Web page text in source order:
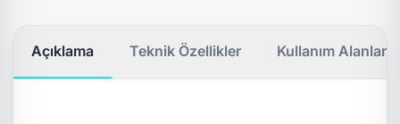
Açıklama Teknik Özellikler Kullanım Alanları